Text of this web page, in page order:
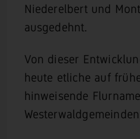
Niederelbert und
ausgedehnt.
Von dieser
heute etliche auf
hinweisende